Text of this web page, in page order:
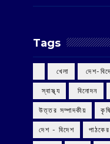
Tags
‌ খেলা দেশ-
‌ স্বাস্থ্য ‌ বিনোদন
উত্তর সম্পাদকীয় কৃষি
দেশ - বিদেশ